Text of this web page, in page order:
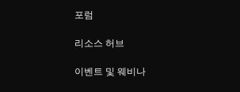
포럼
리소스 허브
이벤트 및 웨비나